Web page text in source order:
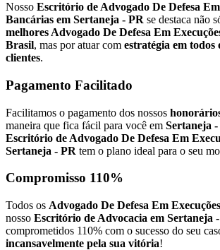
Nosso Escritório de Advogado De Defesa
Bancárias em Sertaneja - PR se destaca não
melhores Advogado De Defesa Em
Brasil, mas por atuar com estratégia em todos
clientes.
Pagamento Facilitado
Facilitamos o pagamento dos nossos
maneira que fica fácil para você em Sertaneja -
Escritório de Advogado De Defesa Em
Sertaneja - PR tem o plano ideal para o seu
Compromisso 110%
Todos os Advogado De Defesa Em
nosso Escritório de Advocacia em Sertaneja
comprometidos 110% com o sucesso do seu
incansavelmente pela sua vitória!